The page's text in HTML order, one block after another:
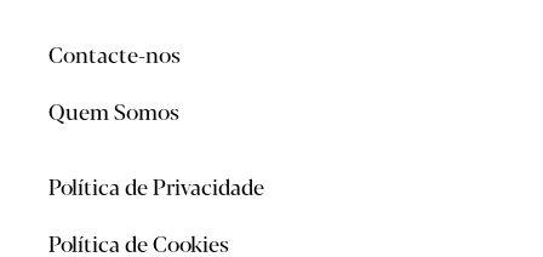
Contacte-nos
Quem Somos
Política de Privacidade
Política de Cookies